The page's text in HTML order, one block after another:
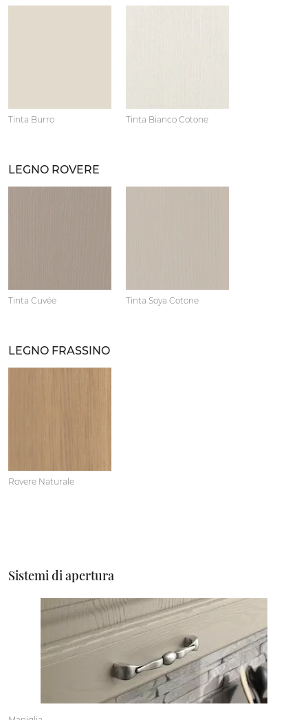
Tinta Burro Tinta Bianco Cotone
LEGNO ROVERE
Tinta Cuvée Tinta Soya Cotone
LEGNO FRASSINO
Rovere Naturale
Sistemi di apertura